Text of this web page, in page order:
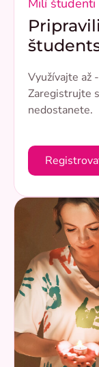
Milí študenti
Využívajte až
Zaregistrujte
nedostanete.